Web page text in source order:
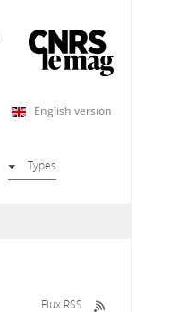
English version
Types
Flux RSS